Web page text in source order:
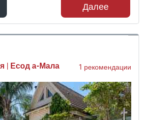
Далее
| Есод а-Мала 1 рекомендации